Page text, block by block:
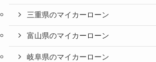
三重県のマイカーローン
富山県のマイカーローン
岐阜県のマイカーローン